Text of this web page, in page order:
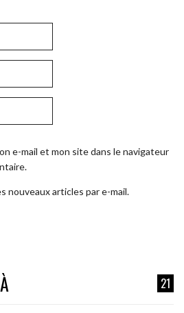
e-mail et mon site dans le navigateur
nouveaux articles par e-mail.
21